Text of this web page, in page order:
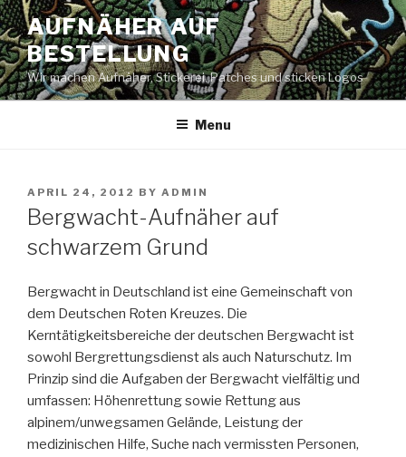
Skip
to
content
AUFNÄHER AUF
BESTELLUNG
Wir machen Aufnäher, Stickerei, Patches und sticken Logos
Menu
POSTED
ON
APRIL 24, 2012 BY ADMIN
Bergwacht-Aufnäher auf
schwarzem Grund
Bergwacht in Deutschland ist eine Gemeinschaft von
dem Deutschen Roten Kreuzes. Die
Kerntätigkeitsbereiche der deutschen Bergwacht ist
sowohl Bergrettungsdienst als auch Naturschutz. Im
Prinzip sind die Aufgaben der Bergwacht vielfältig und
umfassen: Höhenrettung sowie Rettung aus
alpinem/unwegsamen Gelände, Leistung der
medizinischen Hilfe, Suche nach vermissten Personen,